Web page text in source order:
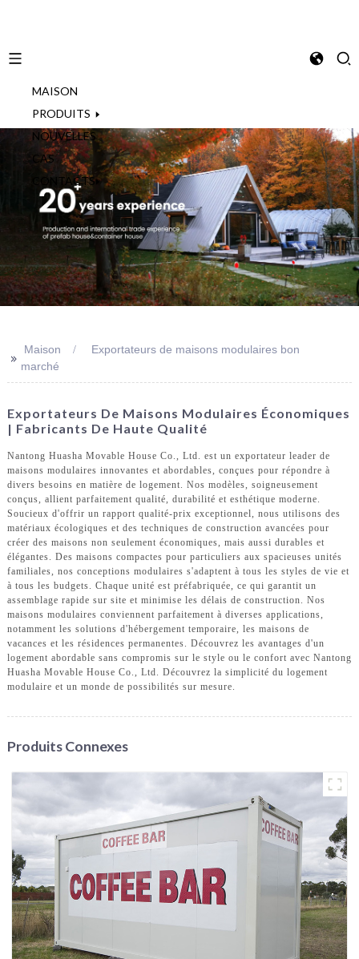
MAISON
PRODUITS
NOUVELLES
CAS
CONTACTS
>> Maison
Exportateurs de maisons modulaires bon
marché
Exportateurs De Maisons Modulaires Économiques
| Fabricants De Haute Qualité
Nantong Huasha Movable House Co., Ltd. est un exportateur leader de
maisons modulaires innovantes et abordables, conçues pour répondre à
divers besoins en matière de logement. Nos modèles, soigneusement
conçus, allient parfaitement qualité, durabilité et esthétique moderne.
Soucieux d'offrir un rapport qualité-prix exceptionnel, nous utilisons des
matériaux écologiques et des techniques de construction avancées pour
créer des maisons non seulement économiques, mais aussi durables et
élégantes. Des maisons compactes pour particuliers aux spacieuses unités
familiales, nos conceptions modulaires s'adaptent à tous les styles de vie et
à tous les budgets. Chaque unité est préfabriquée, ce qui garantit un
assemblage rapide sur site et minimise les délais de construction. Nos
maisons modulaires conviennent parfaitement à diverses applications,
notamment les solutions d'hébergement temporaire, les maisons de
vacances et les résidences permanentes. Découvrez les avantages d'un
logement abordable sans compromis sur le style ou le confort avec Nantong
Huasha Movable House Co., Ltd. Découvrez la simplicité du logement
modulaire et un monde de possibilités sur mesure.
Produits Connexes